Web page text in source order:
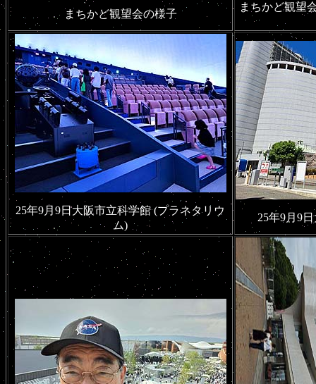
まちかど観望会の様子
まちかど観望
25年9月9日大阪市立科学館 (プラネタリウ
ム)
25年9月9